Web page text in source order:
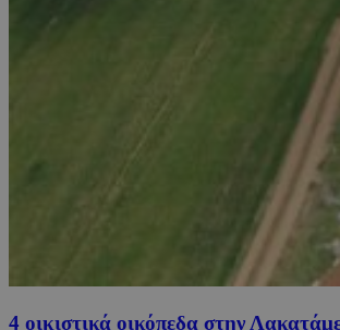
4 οικιστικά οικόπεδα στην